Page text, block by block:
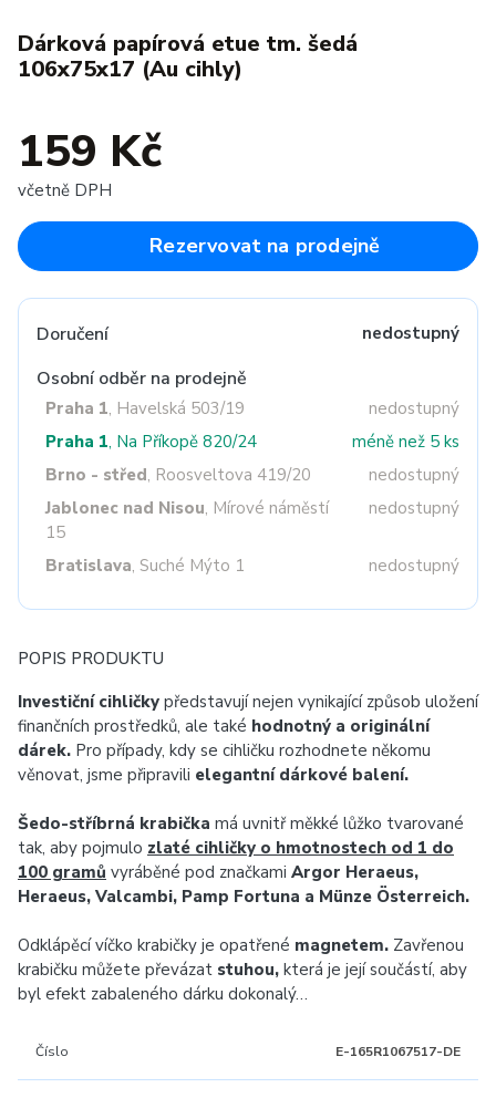
Dárková papírová etue tm. šedá
106x75x17 (Au cihly)
159 Kč
včetně DPH
Rezervovat na prodejně
Doručení nedostupný
Osobní odběr na prodejně
Praha 1, Havelská 503/19
nedostupný
Praha 1, Na Příkopě 820/24
méně než 5 ks
Brno - střed, Roosveltova 419/20
nedostupný
Jablonec nad Nisou, Mírové náměstí
15
nedostupný
Bratislava, Suché Mýto 1 nedostupný
POPIS PRODUKTU
Investiční cihličky představují nejen vynikající způsob uložení
finančních prostředků, ale také hodnotný a originální
dárek. Pro případy, kdy se cihličku rozhodnete někomu
věnovat, jsme připravili elegantní dárkové balení.
Šedo-stříbrná krabička má uvnitř měkké lůžko tvarované
tak, aby pojmulo zlaté cihličky o hmotnostech od 1 do
100 gramů vyráběné pod značkami Argor Heraeus,
Heraeus, Valcambi, Pamp Fortuna a Münze Österreich.
Odklápěcí víčko krabičky je opatřené magnetem. Zavřenou
krabičku můžete převázat stuhou, která je její součástí, aby
byl efekt zabaleného dárku dokonalý…
Číslo E-165R1067517-DE